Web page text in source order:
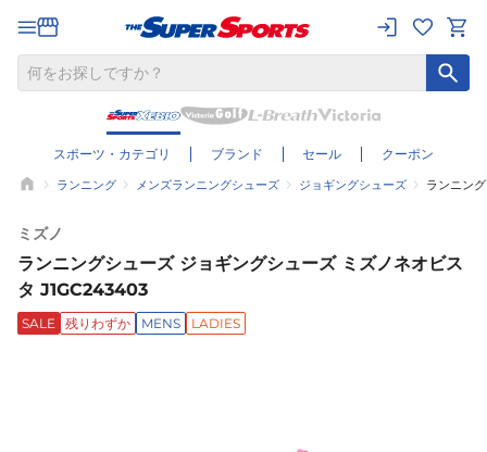
スポーツ・カテゴリ ブランド セール クーポン
ランニング メンズランニングシューズ ジョギングシューズ ランニン
ミズノ
ランニングシューズ ジョギングシューズ ミズノネオビス
タ J1GC243403
SALE 残りわずか MENS LADIES